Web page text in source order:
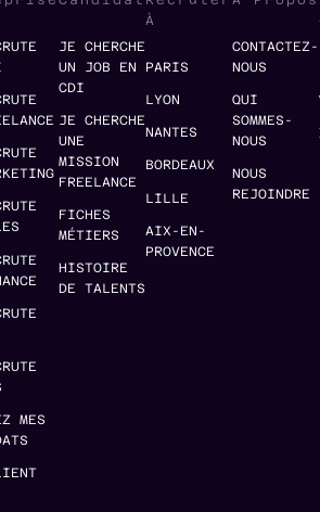
MES
JE CHERCHE
UN JOB EN
CDI
JE CHERCHE
UNE
MISSION
FREELANCE
FICHES
MÉTIERS
HISTOIRE
DE TALENTS
À
PARIS
LYON
NANTES
BORDEAUX
LILLE
AIX-EN-
PROVENCE
CONTACTEZ-
NOUS
QUI
SOMMES-
NOUS
NOUS
REJOINDRE